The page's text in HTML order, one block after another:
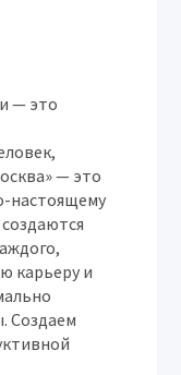
— это
— это
настоящему
карьеру и
Создаем